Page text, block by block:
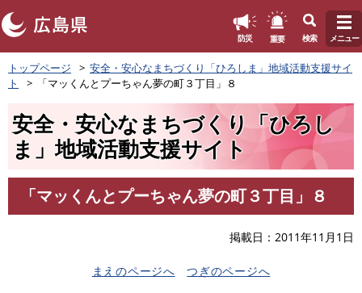
ペ
ー
ジ
す
防災 重要 検索 メニュー
トップページ
安全・安心なまちづくり「ひろしま」地域活動支援サイ
ト
「マッくんとプーちゃん夢の町３丁目」８
安全・安心なまちづくり「ひろし
ま」地域活動支援サイト
文
「マッくんとプーちゃん夢の町３丁目」８
掲載日 2011年11月1日
まえのページへ つぎのページへ